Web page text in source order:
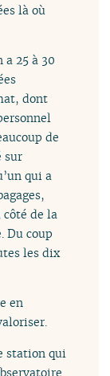
là où
25 à 30
dont
de
sur
qui a
de la
Du coup
les dix
en
station qui